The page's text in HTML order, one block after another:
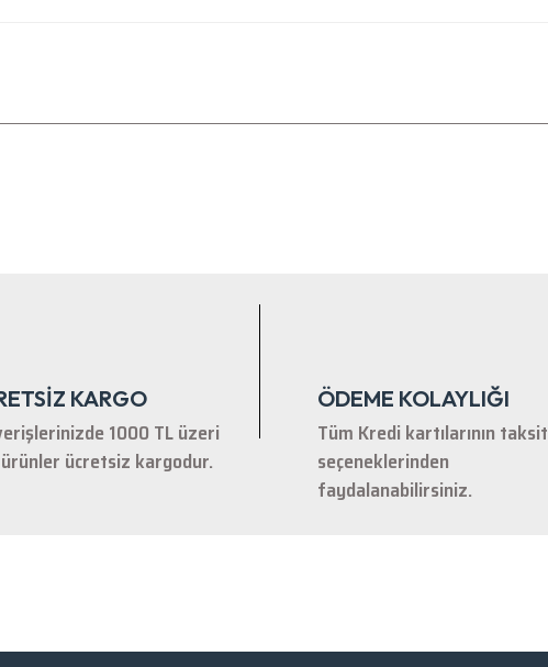
KARGO
1000 TL üzeri
ücretsiz kargodur.
ÖDEME KOLAYLIĞI
Tüm Kredi kartılarının taksit
seçeneklerinden
faydalanabilirsiniz.